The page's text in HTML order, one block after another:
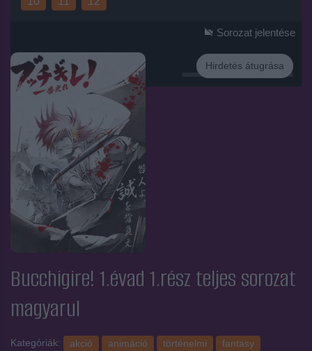
Hirdetés
Hirdetés átugrása
Sorozat jelentése
Bucchigire! 1.évad 1.rész teljes sorozat
magyarul
Kategóriák: akció animáció történelmi
fantasy